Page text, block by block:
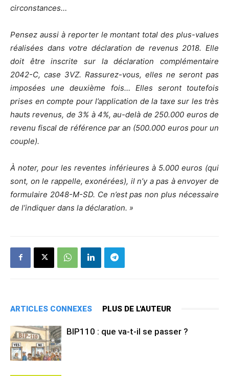
circonstances…
Pensez aussi à reporter le montant total des plus-values
réalisées dans votre déclaration de revenus 2018. Elle
doit être inscrite sur la déclaration complémentaire
2042-C, case 3VZ. Rassurez-vous, elles ne seront pas
imposées une deuxième fois… Elles seront toutefois
prises en compte pour l’application de la taxe sur les très
hauts revenus, de 3% à 4%, au-delà de 250.000 euros de
revenu fiscal de référence par an (500.000 euros pour un
couple).
À noter, pour les reventes inférieures à 5.000 euros (qui
sont, on le rappelle, exonérées), il n’y a pas à envoyer de
formulaire 2048-M-SD. Ce n’est pas non plus nécessaire
de l’indiquer dans la déclaration. »
ARTICLES CONNEXES PLUS DE L'AUTEUR
BIP110 : que va-t-il se passer ?